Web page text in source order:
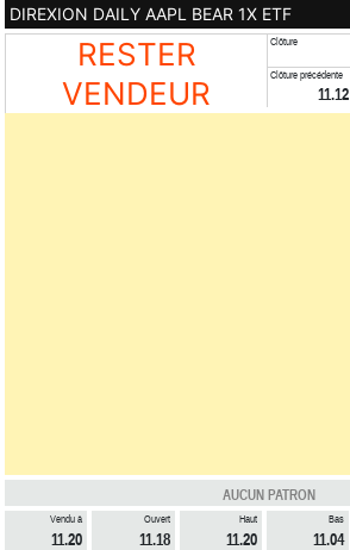
DIREXION DAILY AAPL BEAR 1X ETF
RESTER
VENDEUR
Clôture
Clôture précédente
11.12
AUCUN PATRON
Vendu à
11.20
Ouvert
11.18
Haut
11.20
Bas
11.04